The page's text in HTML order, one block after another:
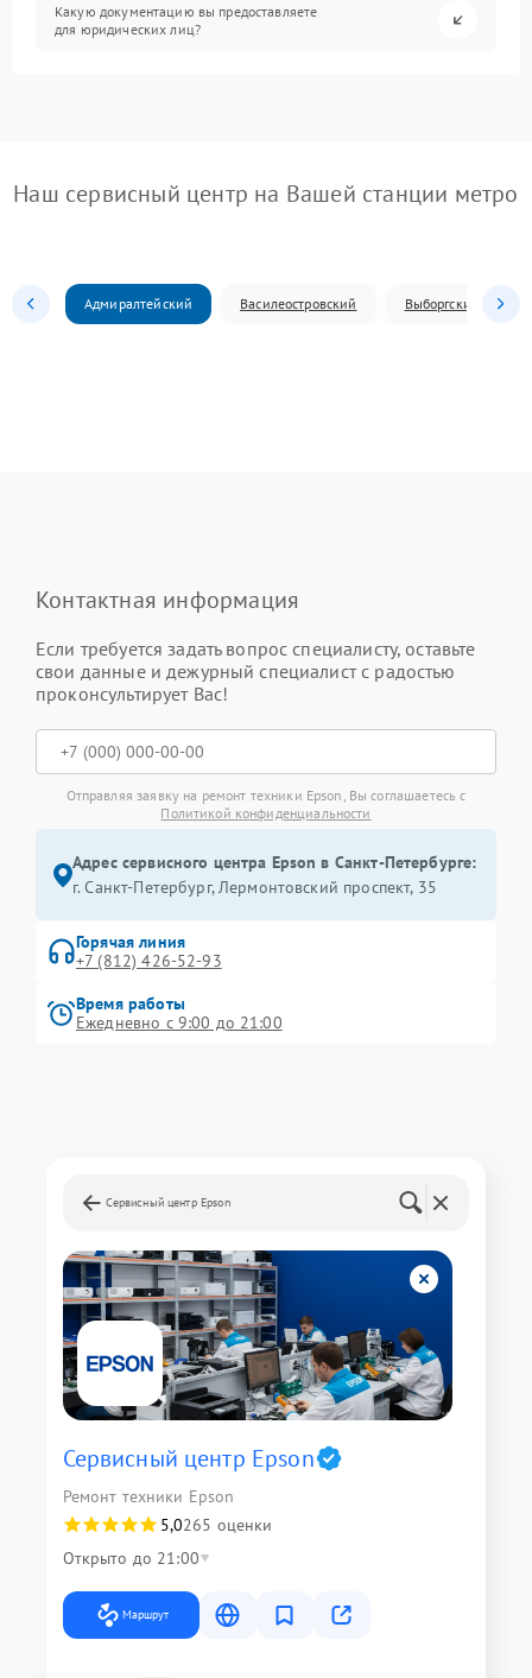
Какую документацию вы предоставляете
для юридических лиц?
Наш сервисный центр на Вашей станции метро
Адмиралтейский Василеостровский Выборгский
Контактная информация
Если требуется задать вопрос специалисту, оставьте
свои данные и дежурный специалист с радостью
проконсультирует Вас!
Отправляя заявку на ремонт техники Epson, Вы соглашаетесь с
Политикой конфиденциальности
Адрес сервисного центра Epson в Санкт-Петербурге:
г. Санкт-Петербург, Лермонтовский проспект, 35
Горячая линия
+7 (812) 426-52-93
Время работы
Ежедневно с 9:00 до 21:00
Сервисный центр Epson
Сервисный центр Epson
Ремонт техники Epson
5,0265 оценки
Открыто до 21:00
Маршрут